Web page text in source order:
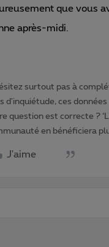
que vous
après-midi.
surtout pas à
d'inquiétude, ces
question est correcte ?
en bénéficiera
J'aime